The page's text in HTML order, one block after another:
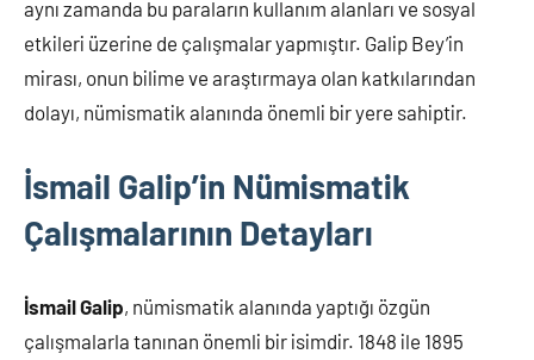
aynı zamanda bu paraların kullanım alanları ve sosyal
etkileri üzerine de çalışmalar yapmıştır. Galip Bey’in
mirası, onun bilime ve araştırmaya olan katkılarından
dolayı, nümismatik alanında önemli bir yere sahiptir.
İsmail Galip’in Nümismatik
Çalışmalarının Detayları
İsmail Galip, nümismatik alanında yaptığı özgün
çalışmalarla tanınan önemli bir isimdir. 1848 ile 1895